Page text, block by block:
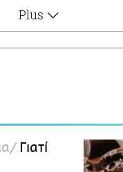
Plus
Οι Αθηναίοι
Γιατί